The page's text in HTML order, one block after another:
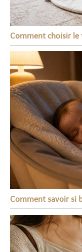
Comment choisir le
Comment savoir si